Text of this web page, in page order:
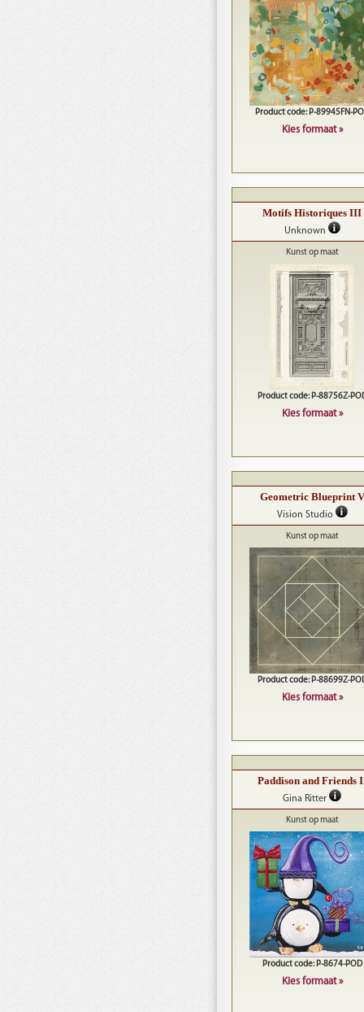
Product code: P-89945FN-
Kies formaat »
Motifs Historiques III
Unknown
Kunst op maat
Product code: P-88756Z-
Kies formaat »
Geometric Blueprint V
Vision Studio
Kunst op maat
Product code: P-88699Z-
Kies formaat »
Paddison and Friends
Gina Ritter
Kunst op maat
Product code: P-8674-POD
Kies formaat »